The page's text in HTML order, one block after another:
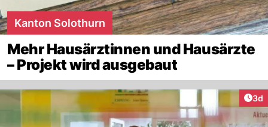
Kanton Solothurn
Mehr Hausärztinnen und Hausärzte
– Projekt wird ausgebaut
3d